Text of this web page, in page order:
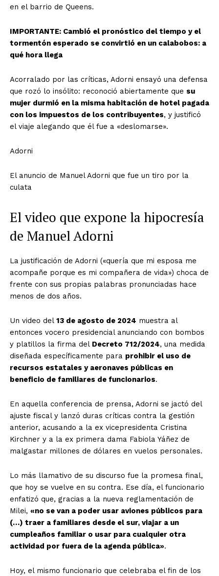
en el barrio de Queens.
IMPORTANTE: Cambió el pronóstico del tiempo y el
tormentón esperado se convirtió en un calabobos: a
qué hora llega
Acorralado por las críticas, Adorni ensayó una defensa
que rozó lo insólito: reconoció abiertamente que su
mujer durmió en la misma habitación de hotel pagada
con los impuestos de los contribuyentes, y justificó
el viaje alegando que él fue a «deslomarse».
Adorni
El anuncio de Manuel Adorni que fue un tiro por la
culata
El video que expone la hipocresía
de Manuel Adorni
La justificación de Adorni («quería que mi esposa me
acompañe porque es mi compañera de vida») choca de
frente con sus propias palabras pronunciadas hace
menos de dos años.
Un video del 13 de agosto de 2024 muestra al
entonces vocero presidencial anunciando con bombos
y platillos la firma del Decreto 712/2024, una medida
diseñada específicamente para prohibir el uso de
recursos estatales y aeronaves públicas en
beneficio de familiares de funcionarios.
En aquella conferencia de prensa, Adorni se jactó del
ajuste fiscal y lanzó duras críticas contra la gestión
anterior, acusando a la ex vicepresidenta Cristina
Kirchner y a la ex primera dama Fabiola Yáñez de
malgastar millones de dólares en vuelos personales.
Lo más llamativo de su discurso fue la promesa final,
que hoy se vuelve en su contra. Ese día, el funcionario
enfatizó que, gracias a la nueva reglamentación de
Milei, «no se van a poder usar aviones públicos para
(…) traer a familiares desde el sur, viajar a un
cumpleaños familiar o usar para cualquier otra
actividad por fuera de la agenda pública».
Hoy, el mismo funcionario que celebraba el fin de los